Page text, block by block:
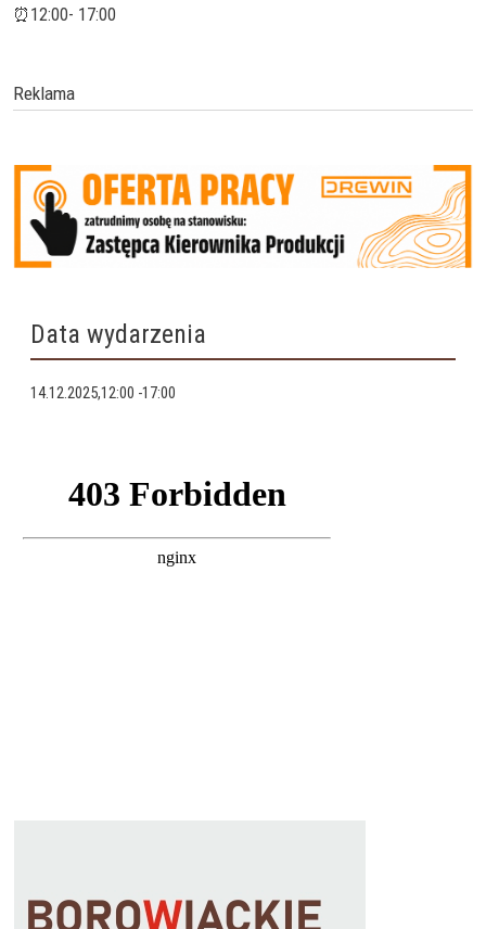
⏰12:00- 17:00
Reklama
Data wydarzenia
14.12.2025,12:00 -17:00